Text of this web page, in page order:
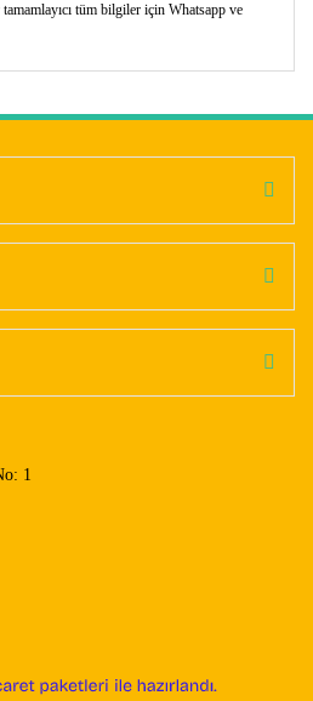
tüm bilgiler için Whatsapp ve
bilgiler bulunuyor.
olmalı.
1
e-